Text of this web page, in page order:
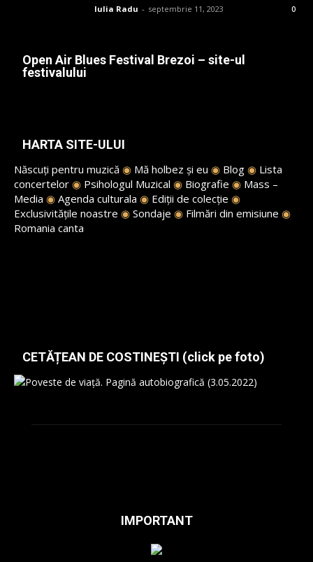
Iulia Radu - septembrie 11, 2023 0
Open Air Blues Festival Brezoi – site-ul
festivalului
HARTA SITE-ULUI
Născuți pentru muzică ◉ Mă holbez și eu ◉ Blog ◉ Lista
concertelor ◉ Psihologul Muzical ◉ Biografie ◉ Mass –
Media ◉ Agenda culturala ◉ Ediții de colecție ◉
Exclusivitățile noastre ◉ Sondaje ◉ Filmări din emisiune ◉
Romania canta
CETĂȚEAN DE COSTINEȘTI (click pe foto)
IMPORTANT